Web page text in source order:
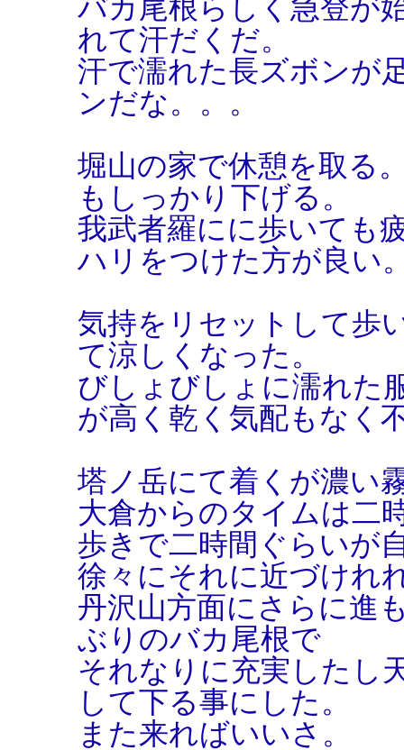
バカ尾根らしく急登が
れて汗だくだ。
汗で濡れた長ズボンが
ンだな。。。
堀山の家で休憩を取る
もしっかり下げる。
我武者羅にに歩いても
ハリをつけた方が良い
気持をリセットして歩
て涼しくなった。
びしょびしょに濡れた
が高く乾く気配もなく
塔ノ岳にて着くが濃い
大倉からのタイムは二
歩きで二時間ぐらいが
徐々にそれに近づけ
丹沢山方面にさらに進
ぶりのバカ尾根で
それなりに充実したし
して下る事にした。
また来ればいいさ。